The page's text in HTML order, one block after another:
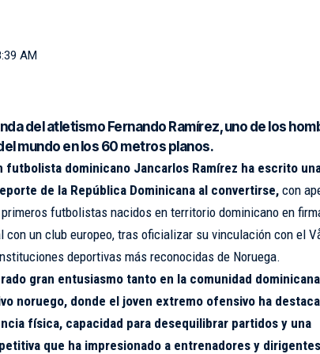
AM
del atletismo Fernando Ramírez, uno de los
mundo en los 60 metros planos.
futbolista dominicano Jancarlos Ramírez ha escrito
de la República Dominicana al convertirse,con
futbolistas nacidos en territorio dominicano en
con un club europeo, tras oficializar su vinculación con el
deportivas más reconocidas de Noruega.
gran entusiasmo tanto en la comunidad
noruego, donde el joven extremo ofensivo ha
física, capacidad para desequilibrar partidos y una
que ha impresionado a entrenadores y